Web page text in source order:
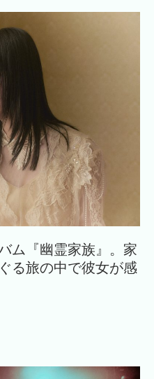
ム『幽霊家族』。家
る旅の中で彼女が感